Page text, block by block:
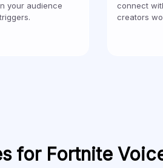
your audience
connect
creators
for Fortnite